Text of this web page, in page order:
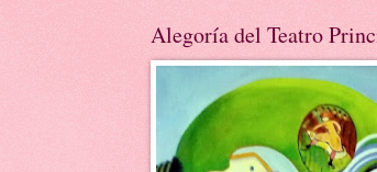
Alegoría del Teatro